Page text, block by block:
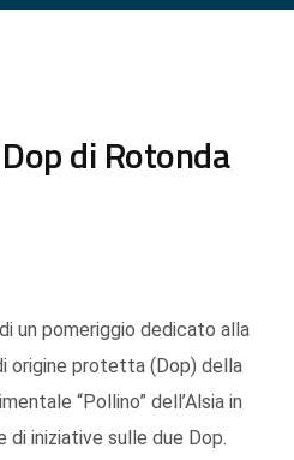
di Rotonda
un pomeriggio dedicato alla
origine protetta (Dop) della
“Pollino” dell’Alsia in
di iniziative sulle due Dop.